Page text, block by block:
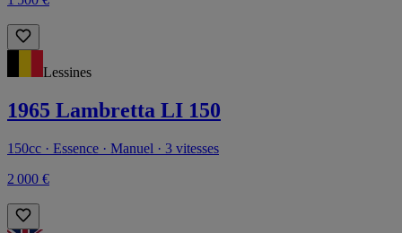
Lessines
1965 Lambretta LI 150
150cc · Essence · Manuel · 3 vitesses
2 000 €